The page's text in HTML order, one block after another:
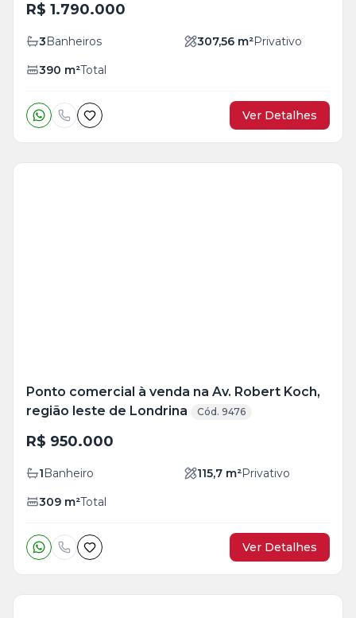
R$ 1.790.000
3Banheiros 307,56 m²Privativo
390 m²Total
Ver Detalhes
Ponto comercial à venda na Av. Robert Koch,
região leste de Londrina
Cód. 9476
R$ 950.000
1Banheiro 115,7 m²Privativo
309 m²Total
Ver Detalhes